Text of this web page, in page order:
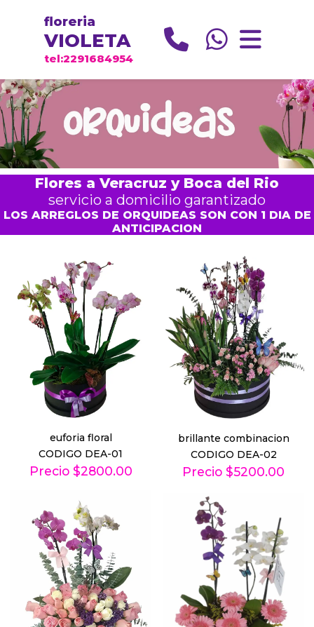
floreria
VIOLETA
tel:2291684954
Flores a Veracruz y Boca del Rio
servicio a domicilio garantizado
LOS ARREGLOS DE ORQUIDEAS SON CON 1 DIA DE
ANTICIPACION
euforia floral
CODIGO DEA-01
Precio $2800.00
brillante combinacion
CODIGO DEA-02
Precio $5200.00